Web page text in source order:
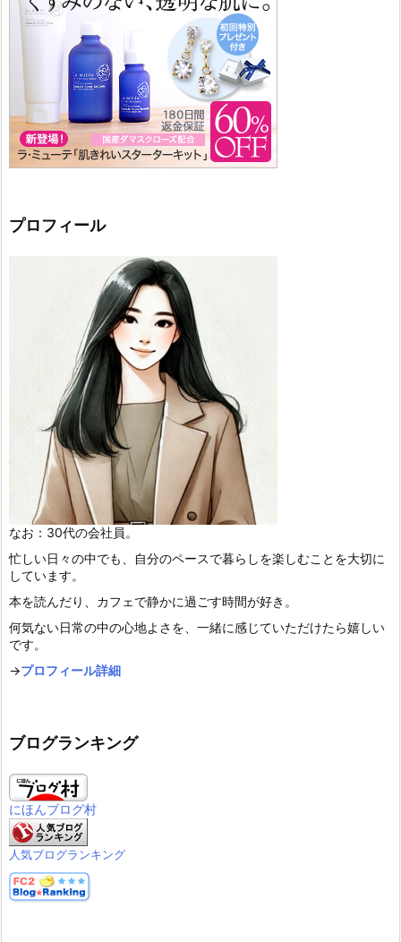
プロフィール
なお：30代の会社員。
忙しい日々の中でも、自分のペースで暮らしを楽しむことを大切に
しています。
本を読んだり、カフェで静かに過ごす時間が好き。
何気ない日常の中の心地よさを、一緒に感じていただけたら嬉しい
です。
→プロフィール詳細
ブログランキング
にほんブログ村
人気ブログランキング